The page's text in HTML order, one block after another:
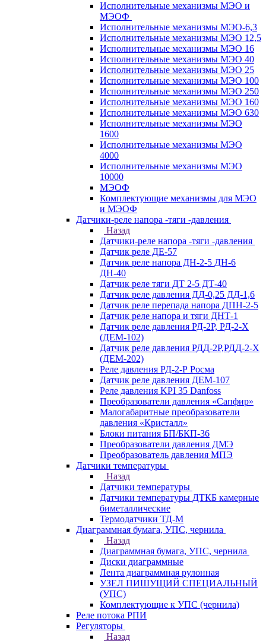
Исполнительные механизмы МЭО и
МЭОФ
Исполнительные механизмы МЭО-6,3
Исполнительные механизмы МЭО 12,5
Исполнительные механизмы МЭО 16
Исполнительные механизмы МЭО 40
Исполнительные механизмы МЭО 25
Исполнительные механизмы МЭО 100
Исполнительные механизмы МЭО 250
Исполнительные механизмы МЭО 160
Исполнительные механизмы МЭО 630
Исполнительные механизмы МЭО
1600
Исполнительные механизмы МЭО
4000
Исполнительные механизмы МЭО
10000
МЭОФ
Комплектующие механизмы для МЭО
и МЭОФ
Датчики-реле напора -тяги -давления
Назад
Датчики-реле напора -тяги -давления
Датчик реле ДЕ-57
Датчик реле напора ДН-2-5 ДН-6
ДН-40
Датчик реле тяги ДТ 2-5 ДТ-40
Датчик реле давления ДД-0,25 ДД-1,6
Датчик реле перепада напора ДПН-2-5
Датчик реле напора и тяги ДНТ-1
Датчик реле давления РД-2Р, РД-2-Х
(ДЕМ-102)
Датчик реле давления РДД-2Р,РДД-2-Х
(ДЕМ-202)
Реле давления РД-2-Р Росма
Датчик реле давления ДЕМ-107
Реле давления KPI 35 Danfoss
Преобразователи давления «Сапфир»
Малогабаритные преобразователи
давления «Кристалл»
Блоки питания БП/БКП-36
Преобразователи давления ДМЭ
Преобразователь давления МПЭ
Датчики температуры
Назад
Датчики температуры
Датчики температуры ДТКБ камерные
биметаллические
Термодатчики ТД-М
Диаграммная бумага, УПС, чернила
Назад
Диаграммная бумага, УПС, чернила
Диски диаграммные
Лента диаграммная рулонная
УЗЕЛ ПИШУЩИЙ СПЕЦИАЛЬНЫЙ
(УПС)
Комплектующие к УПС (чернила)
Реле потока РПИ
Регуляторы
Назад